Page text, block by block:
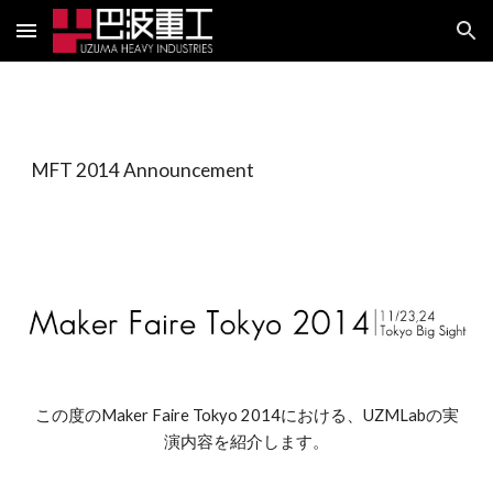
Skip to main content Skip to navigation
MFT 2014 Announcement
この度のMaker Faire Tokyo 2014における、UZMLabの実
演内容を紹介します。